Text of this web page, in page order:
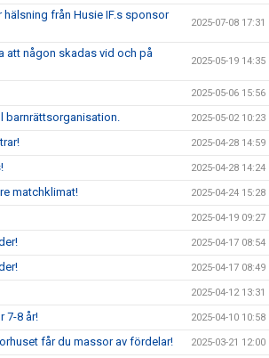
från Husie IF.s sponsor
2025-07-08 17:31
att någon skadas vid och på
2025-05-19 14:35
2025-05-06 15:56
barnrättsorganisation. 2025-05-02 10:23
2025-04-28 14:59
2025-04-28 14:24
matchklimat! 2025-04-24 15:28
2025-04-19 09:27
2025-04-17 08:54
2025-04-17 08:49
2025-04-12 13:31
7-8 år! 2025-04-10 10:58
får du massor av fördelar! 2025-03-21 12:00